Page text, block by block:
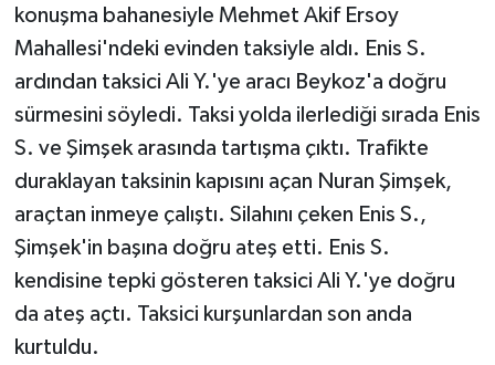
konuşma bahanesiyle Mehmet Akif Ersoy
Mahallesi'ndeki evinden taksiyle aldı. Enis S.
ardından taksici Ali Y.'ye aracı Beykoz'a doğru
sürmesini söyledi. Taksi yolda ilerlediği sırada Enis
S. ve Şimşek arasında tartışma çıktı. Trafikte
duraklayan taksinin kapısını açan Nuran Şimşek,
araçtan inmeye çalıştı. Silahını çeken Enis S.,
Şimşek'in başına doğru ateş etti. Enis S.
kendisine tepki gösteren taksici Ali Y.'ye doğru
da ateş açtı. Taksici kurşunlardan son anda
kurtuldu.